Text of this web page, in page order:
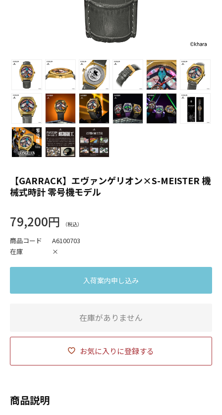
【GARRACK】エヴァンゲリオン×S-MEISTER 機
械式時計 零号機モデル
79,200円
商品コード
A6100703
在庫
×
お気に入りに登録する
入荷案内申し込み
在庫がありません
商品説明